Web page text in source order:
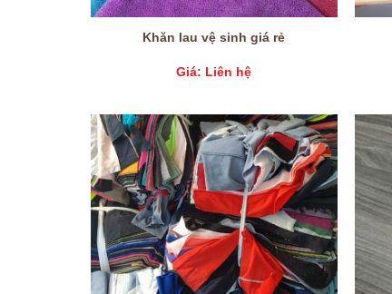
Khăn lau vệ sinh giá rẻ
Giá: Liên hệ